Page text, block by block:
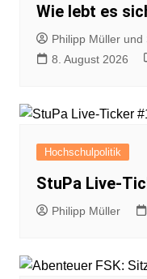
Wie lebt es
Philipp Müller
8. August 2026
Hochschulpolitik
StuPa Live-
Philipp Müller